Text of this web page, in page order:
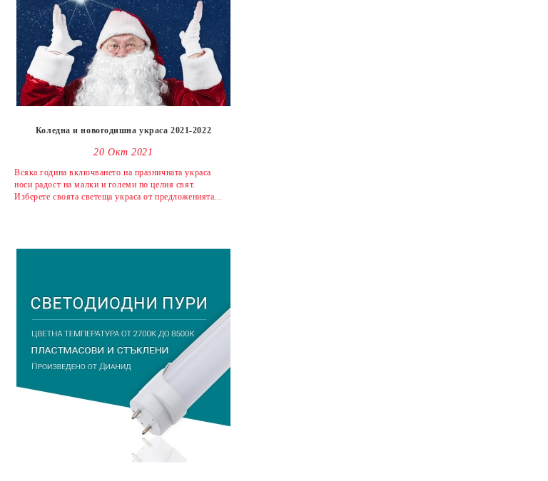
Коледна и новогодишна украса 2021-2022
20 Окт 2021
Всяка година включването на празничната украса
носи радост на малки и големи по целия свят.
Изберете своята светеща украса от предложенията...